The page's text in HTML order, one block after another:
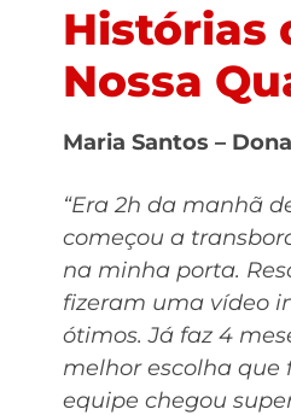
Histórias
Nossa
Maria Santos –
“Era 2h da manhã
começou a
na minha porta.
fizeram uma vídeo
ótimos. Já faz 4
melhor escolha que
equipe chegou